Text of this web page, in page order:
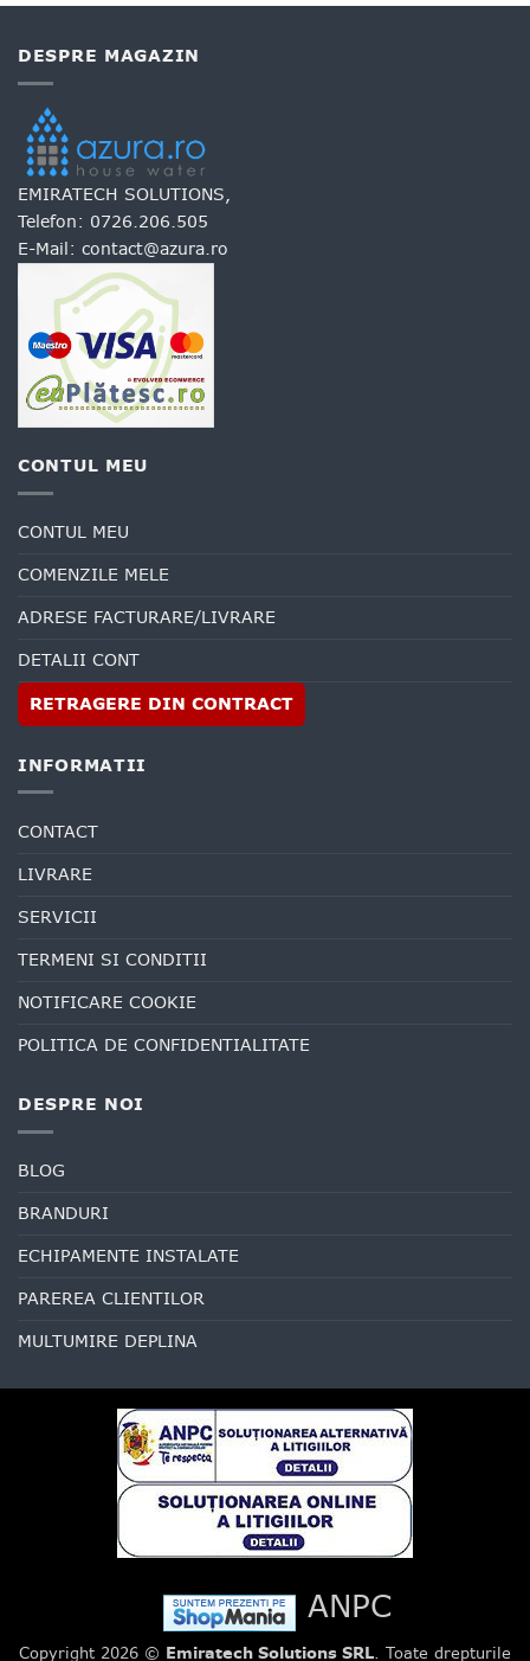
DESPRE MAGAZIN
EMIRATECH SOLUTIONS,
Telefon: 0726.206.505
E-Mail: contact@azura.ro
CONTUL MEU
CONTUL MEU
COMENZILE MELE
ADRESE FACTURARE/LIVRARE
DETALII CONT
RETRAGERE DIN CONTRACT
INFORMATII
CONTACT
LIVRARE
SERVICII
TERMENI SI CONDITII
NOTIFICARE COOKIE
POLITICA DE CONFIDENTIALITATE
DESPRE NOI
BLOG
BRANDURI
ECHIPAMENTE INSTALATE
PAREREA CLIENTILOR
MULTUMIRE DEPLINA
ANPC
Copyright 2026 © Emiratech Solutions SRL. Toate drepturile